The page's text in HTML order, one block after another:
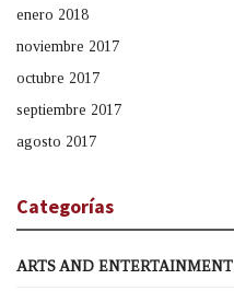
enero 2018
noviembre 2017
octubre 2017
septiembre 2017
agosto 2017
Categorías
ARTS AND ENTERTAINMENT